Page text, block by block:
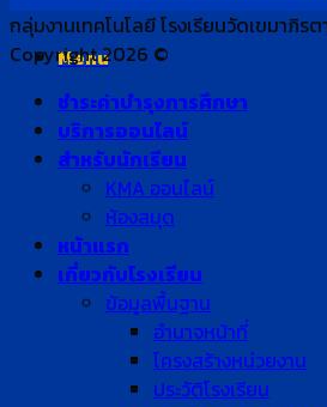
Menu
กลุ่มงานเทคโนโลยี โรงเรียนวัดเขมาภิรต
Copyright 2026 ©
ชำระค่าบำรุงการศึกษา
บริการออนไลน์
สำหรับนักเรียน
KMA ออนไลน์
ห้องสมุด
หน้าแรก
เกี่ยวกับโรงเรียน
ข้อมูลพื้นฐาน
อำนาจหน้าที่
โครงสร้างหน่วยงาน
ประวัติโรงเรียน